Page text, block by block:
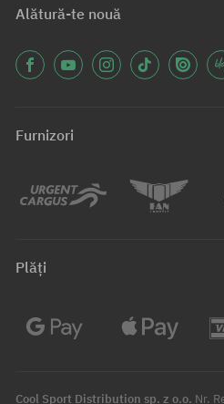
Alătură-te nouă
Furnizori
Plăți
Cool Sport Distribution sp. z o.o. Nr.